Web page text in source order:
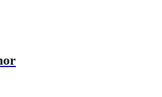
Implorei desesperadamente para que ele me salvasse, mas